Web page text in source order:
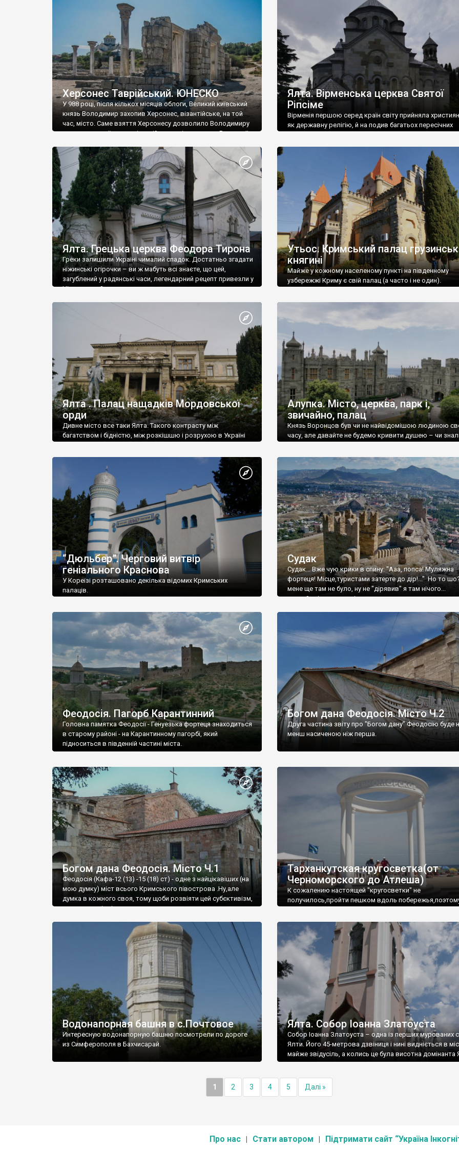
візантійської доби. Раритети викрадені з фондів об’єкту
культурної спадщини ЮНЕСКО «Херсонеса Таврійського».
Офіційно – на виставку «Золото Візантії», але експерти та
влада в Україні вважають це лише […]
називаються «повстяками» (postaki)…” “Вино. Крим
виробляє відмінне вино і його вдосталь: воно все
легке біле і дуже […]
Херсонес Таврійський. ЮНЕСКО
У 988 році, після кількох місяців облоги, Великий київський
князь Володимир захопив Херсонес, візантійське, на той
час, місто. Саме взяття Херсонесу дозволило Володимиру
диктувати свої умови візантійському імператору Василю ІІ,
Херсонесі Володимир-язичник, став Василем-
християнином. А потім було Хрещення Русі. На честь
Херсонесу Таврійського названо місто […]
Ялта. Вірменська церква Святої
Ріпсіме
Вірменія першою серед країн світу прийняла
як державну релігію, й на подив багатьох пересічних
Ялта. Грецька церква Феодора Тирона
Греки залишили Україні чималий спадок. Достатньо згадати
ніжинські огірочки – ви ж мабуть всі знаєте, що цей,
загублений у радянські часи, легендарний рецепт привезли у
Ніжин греки?
Утьос. Кримський палац
княгині
Майже у кожному населеному пункті на південному
узбережжі Криму є свій палац (а часто і не один).
Ялта . Палац нащадків Мордовської
орди
Дивне місто все таки Ялта. Такого контрасту між
багатством і бідністю, між розкішшю і розрухою в Україні
Алупка. Місто, церква, парк і,
звичайно, палац
Князь Воронцов був чи не найвідомішою людиною
часу, але давайте не будемо кривити душею – чи
“Дюльбер”. Черговий витвір
геніального Краснова
У Кореїзі розташовано декілька відомих Кримських
палаців.
Судак
Судак... Вже чую крики в спину: "Ааа, попса! Муляжна
фортеця! Місце,туристами затерте до дір!..." Но то
мене ще там не було, ну не "дірявив" я там нічого...
принаймні до цього літа.
Феодосія. Пагорб Карантинний
Головна памятка Феодосії - Генуезька фортеця знаходиться
в старому районі - на Карантинному пагорбі, який
підноситься в південній частині міста.
Богом дана Феодосія. Місто Ч.2
Друга частина звіту про "Богом дану" Феодосію буде
менш насиченою ніж перша.
Богом дана Феодосія. Місто Ч.1
Феодосія (Кафа-12 (13) -15 (18) ст) - одне з найцікавіших (на
мою думку) міст всього Кримського півострова .Ну,але
думка в кожного своя, тому щоби розвіяти цей субєктивізм,
запрошую відвідати це
Тарханкутская кругосветка(от
Черноморского до Атлеша)
К сожалению настоящей "кругосветки" не
получилось,пройти пешком вдоль
Водонапорная башня в с.Почтовое
Интересную водонапорную башню посмотрели по дороге
из Симферополя в Бахчисарай.
Ялта. Собор Іоанна Златоуста
Собор Іоанна Златоуста – одна із перших мурованих
Ялти. Його 45-метрова дзвіниця і нині видніється в
майже звідусіль, а колись це була висотна домінанта
1 2 3 4 5 Далі »
Про нас Стати автором Підтримати сайт “Україна